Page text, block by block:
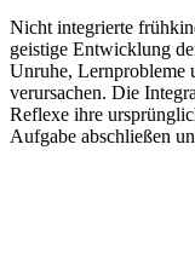
Nicht integrierte
geistige Entwicklung
Unruhe, Lernprobleme
verursachen. Die
Reflexe ihre
Aufgabe abschließen